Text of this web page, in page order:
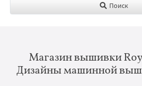
Поиск
Магазин вышивки
Дизайны машинной